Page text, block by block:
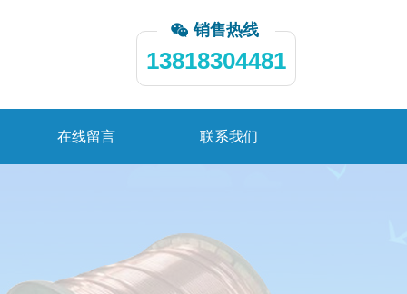
销售热线
13818304481
在线留言 联系我们